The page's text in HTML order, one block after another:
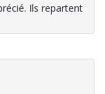
Ils repartent